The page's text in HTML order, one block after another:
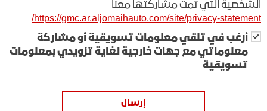
الشخصية التي تمت مشاركتها معنا
https://gmc.ar.aljomaihauto.com/site/privacy-statement/
أرغب في تلقي معلومات تسويقية أو مشاركة
معلوماتي مع جهات خارجية لغاية تزويدي بمعلومات
تسويقية
إرسال